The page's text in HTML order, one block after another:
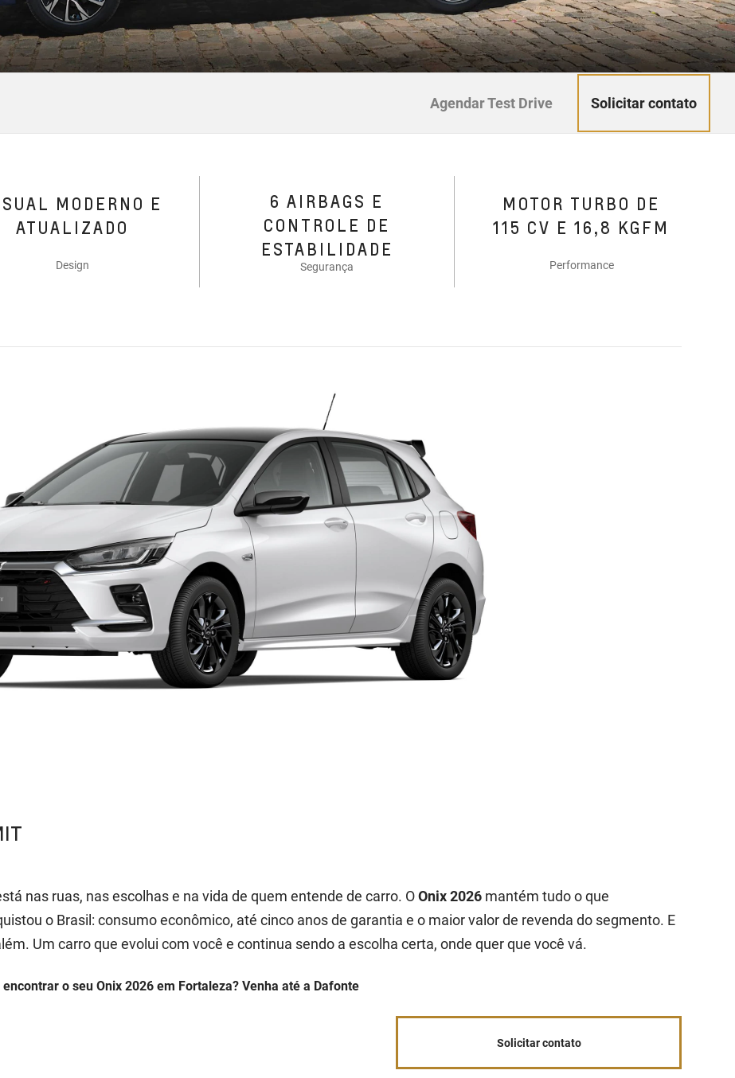
Agendar Test Drive Solicitar contato
MODERNO E
ATUALIZADO
Design
6 AIRBAGS E
CONTROLE DE
ESTABILIDADE
Segurança
MOTOR TURBO DE
115 CV E 16,8 KGFM
Performance
nas ruas, nas escolhas e na vida de quem entende de carro. OOnix 2026 mantém tudo o que
o Brasil: consumo econômico, até cinco anos de garantia e o maior valor de revenda do segmento. E
Um carro que evolui com você e continua sendo a escolha certa, onde quer que você vá.
encontrar o seu Onix 2026 em Fortaleza? Venha até a Dafonte
Solicitar contato